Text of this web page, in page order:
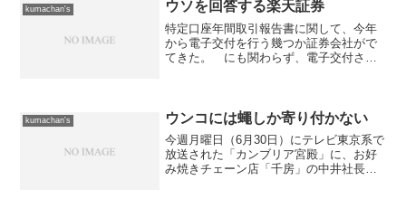
最後の手続きに銀行に行かね...
kumachan's ウソを回答する楽天証券
特定口座年間取引報告書に関して、今年
から電子交付を行う幾つか証券会社がで
てきた。 にも関わらず、電子交付され
つの証券会社に送付の依頼...
kumachan's ウンコには蠅しか寄り付かない
今週月曜日（6月30日）にテレビ東京系で
放送された「カンブリア宮殿」に、お好
み焼きチェーン店「千房」の中井社長が